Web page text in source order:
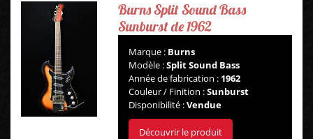
BASSES
AMPLIS
PÉDALES ET EFFETS
AUTRE
Burns Split Sound Bass
Sunburst de 1962
Marque : Burns
Modèle :Split Sound Bass
Année de fabrication : 1962
Couleur / Finition :Sunburst
Disponibilité :Vendue
Découvrir le produit